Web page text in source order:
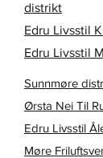
distrikt
Edru Livsstil
Edru Livsstil
Sunnmøre
Ørsta Nei Til
Edru Livsstil
Møre